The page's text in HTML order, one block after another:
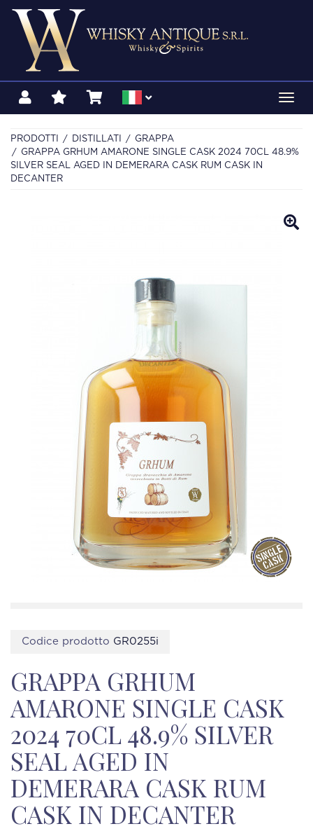
PRODOTTI DISTILLATI
GRAPPA
GRAPPA GRHUM AMARONE SINGLE CASK 2024 70CL 48.9%
SILVER SEAL AGED IN DEMERARA CASK RUM CASK IN
DECANTER
Codice prodotto GR0255i
GRAPPA GRHUM
AMARONE SINGLE CASK
2024 70CL 48.9% SILVER
SEAL AGED IN
DEMERARA CASK RUM
CASK IN DECANTER